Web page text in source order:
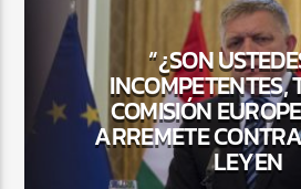
CURRENT SHOW
BALADAS
4:00 AM 6:00 AM
“¿SON
INCOMPETENTES,
COMISIÓN
ARREMETE
LEYEN